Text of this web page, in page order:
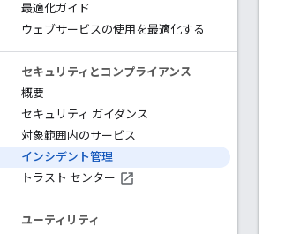
最適化ガイド
ウェブサービスの使用を最適化する
セキュリティとコンプライアンス
概要
セキュリティ ガイダンス
対象範囲内のサービス
インシデント管理
トラスト センター
ユーティリティ